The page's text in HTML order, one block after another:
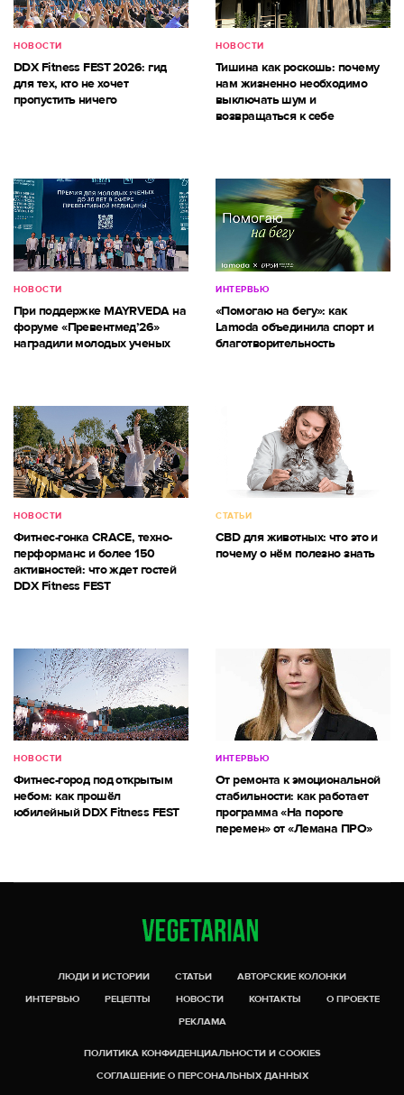
НОВОСТИ
DDX Fitness FEST 2026: гид
для тех, кто не хочет
пропустить ничего
НОВОСТИ
Тишина как роскошь: почему
нам жизненно необходимо
выключать шум и
возвращаться к себе
НОВОСТИ
При поддержке MAYRVEDA на
форуме «Превентмед’26»
наградили молодых ученых
ИНТЕРВЬЮ
«Помогаю на бегу»: как
Lamoda объединила спорт и
благотворительность
НОВОСТИ
Фитнес-гонка CRACE, техно-
перформанс и более 150
активностей: что ждет гостей
DDX Fitness FEST
СТАТЬИ
CBD для животных: что это и
почему о нём полезно знать
НОВОСТИ
Фитнес-город под открытым
небом: как прошёл
юбилейный DDX Fitness FEST
ИНТЕРВЬЮ
От ремонта к эмоциональной
стабильности: как работает
программа «На пороге
перемен» от «Лемана ПРО»
ЛЮДИ И ИСТОРИИ СТАТЬИ
АВТОРСКИЕ КОЛОНКИ
ИНТЕРВЬЮ
РЕЦЕПТЫ НОВОСТИ КОНТАКТЫ
О ПРОЕКТЕ
РЕКЛАМА
ПОЛИТИКА КОНФИДЕНЦИАЛЬНОСТИ И COOKIES
СОГЛАШЕНИЕ О ПЕРСОНАЛЬНЫХ ДАННЫХ